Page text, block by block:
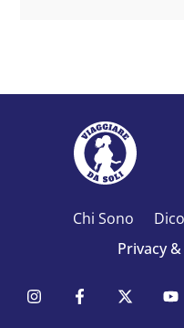
Chi Sono
Privacy